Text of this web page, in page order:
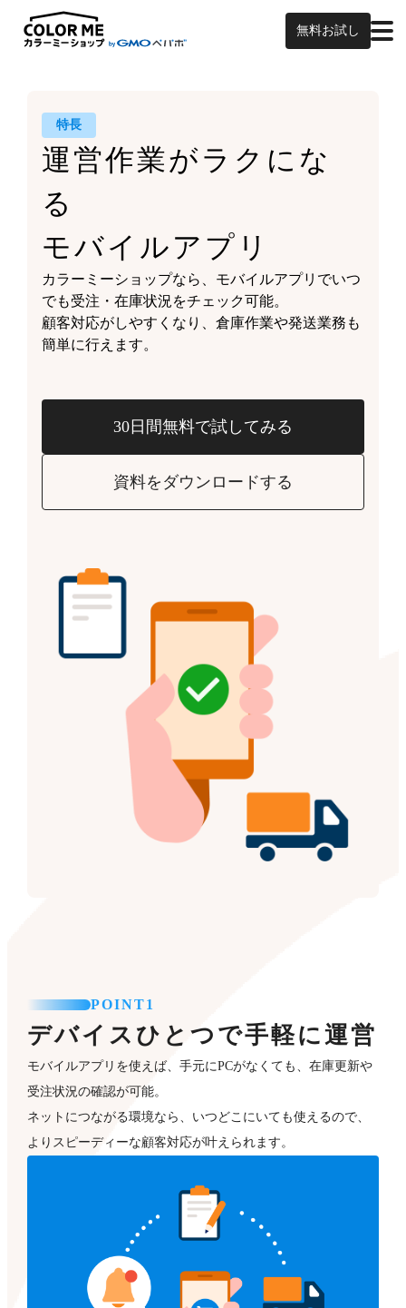
無料お試し
特長
運営作業がラクにな
る
モバイルアプリ
カラーミーショップなら、 モバイルアプリでいつ
でも受注・在庫状況をチェック可能。
顧客対応がしやすくなり、倉庫作業や発送業務も
簡単に行えます。
30日間無料で試してみる
資料をダウンロードする
POINT1
デバイスひとつで手軽に運営
モバイルアプリを使えば、手元にPCがなくても、在庫更新や
受注状況の確認が可能。
ネットにつながる環境なら、いつどこにいても使えるので、
よりスピーディーな顧客対応が叶えられます。